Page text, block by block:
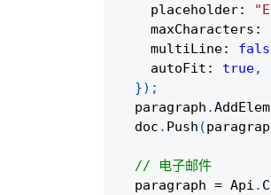
    placeholder
:
    maxCharacters
:
    multiLine
:
    autoFit
: true,
}) ;
  paragraph
.
  doc
. Push (
// 电子邮件
  paragraph
= Api .